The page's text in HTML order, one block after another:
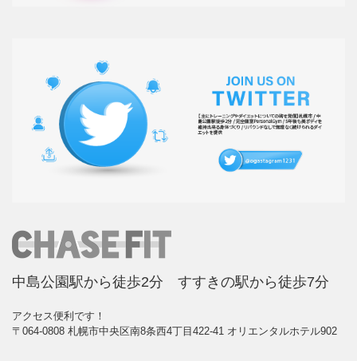
中島公園駅から徒歩2分 すすきの駅から徒歩7分
アクセス便利です！
〒064-0808 札幌市中央区南8条西4丁目422-41 オリエンタルホテル902